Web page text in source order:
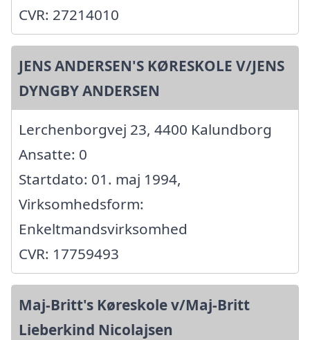
CVR: 27214010
JENS ANDERSEN'S KØRESKOLE V/JENS
DYNGBY ANDERSEN
Lerchenborgvej 23, 4400 Kalundborg
Ansatte: 0
Startdato: 01. maj 1994,
Virksomhedsform:
Enkeltmandsvirksomhed
CVR: 17759493
Maj-Britt's Køreskole v/Maj-Britt
Lieberkind Nicolajsen